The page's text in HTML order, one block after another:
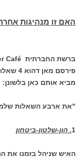
האם זו מנהיגות
ברשת החברתית TheMarker Café
מביא אותם כאן בלשונן:
"את ארבע השאלות
1. הון-שלטון-ביטחון
האיש שניהל בזמנו את